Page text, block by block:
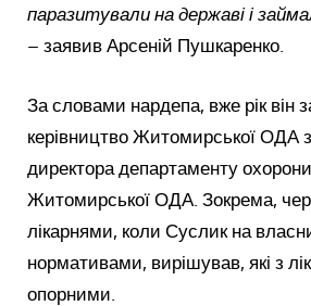
паразитували на державі і
– заявив Арсеній Пушкаренко.
За словами нардепа, вже рік він
керівництво Житомирської ОДА
директора департаменту
Житомирської ОДА. Зокрема,
лікарнями, коли Суслик на
нормативами, вирішував, які з
опорними.